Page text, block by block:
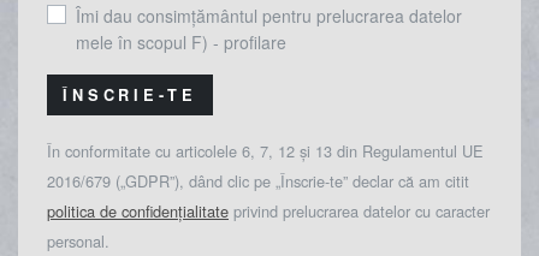
Îmi dau consimțământul pentru prelucrarea datelor
mele în scopul F) - profilare
ÎNSCRIE-TE
În conformitate cu articolele 6, 7, 12 și 13 din Regulamentul UE
2016/679 („GDPR”), dând clic pe „Înscrie-te” declar că am citit
politica de confidențialitate privind prelucrarea datelor cu caracter
personal.